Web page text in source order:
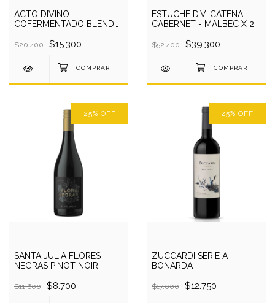
ACTO DIVINO
COFERMENTADO BLEND
$20.400 $15.300
ESTUCHE D.V. CATENA
CABERNET - MALBEC X 2
$52.400 $39.300
25% OFF
SANTA JULIA FLORES
NEGRAS PINOT NOIR
$11.600 $8.700
25% OFF
ZUCCARDI SERIE A -
BONARDA
$17.000 $12.750